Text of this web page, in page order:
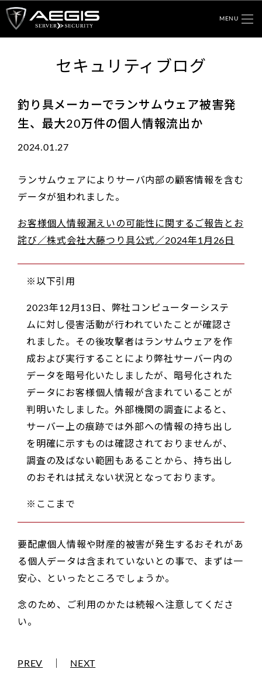
MENU
セキュリティブログ
釣り具メーカーでランサムウェア被害発
生、最大20万件の個人情報流出か
2024.01.27
ランサムウェアによりサーバ内部の顧客情報を含む
データが狙われました。
お客様個人情報漏えいの可能性に関するご報告とお
詫び／株式会社大藤つり具公式／2024年1月26日
※以下引用
2023年12月13日、弊社コンピューターシステ
ムに対し侵害活動が行われていたことが確認さ
れました。その後攻撃者はランサムウェアを作
成および実行することにより弊社サーバー内の
データを暗号化いたしましたが、暗号化された
データにお客様個人情報が含まれていることが
判明いたしました。外部機関の調査によると、
サーバー上の痕跡では外部への情報の持ち出し
を明確に示すものは確認されておりませんが、
調査の及ばない範囲もあることから、持ち出し
のおそれは拭えない状況となっております。
※ここまで
要配慮個人情報や財産的被害が発生するおそれがあ
る個人データは含まれていないとの事で、まずは一
安心、といったところでしょうか。
念のため、ご利用のかたは続報へ注意してくださ
い。
PREV NEXT